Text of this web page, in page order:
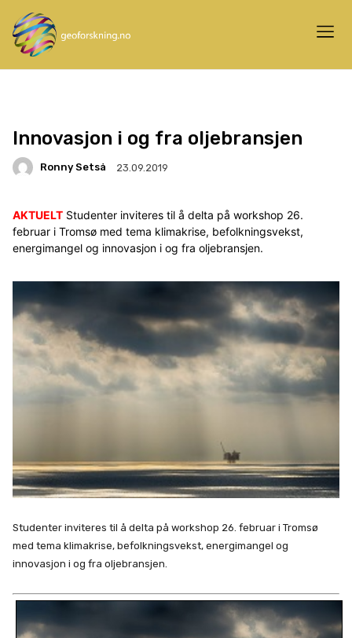
Innovasjon i og fra oljebransjen
Ronny Setså 23.09.2019
AKTUELT Studenter inviteres til å delta på workshop 26.
februar i Tromsø med tema klimakrise, befolkningsvekst,
energimangel og innovasjon i og fra oljebransjen.
Studenter inviteres til å delta på workshop 26. februar i Tromsø
med tema klimakrise, befolkningsvekst, energimangel og
innovasjon i og fra oljebransjen.